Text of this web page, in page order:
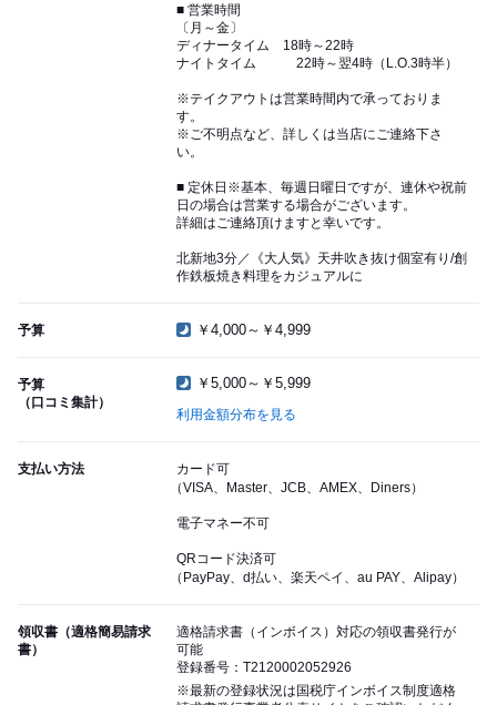
■ 営業時間
〔月～金〕
ディナータイム 18時～22時
ナイトタイム 22時～翌4時（L.O.3時半）
※テイクアウトは営業時間内で承っておりま
す。
※ご不明点など、詳しくは当店にご連絡下さ
い。
■ 定休日※基本、毎週日曜日ですが、連休や祝前
日の場合は営業する場合がございます。
詳細はご連絡頂けますと幸いです。
北新地3分／《大人気》天井吹き抜け個室有り/創
作鉄板焼き料理をカジュアルに
予算 ￥4,000～￥4,999
予算
（口コミ集計）
￥5,000～￥5,999
利用金額分布を見る
支払い方法
カード可
（VISA、Master、JCB、AMEX、Diners）
電子マネー不可
QRコード決済可
（PayPay、d払い、楽天ペイ、au PAY、Alipay）
領収書（適格簡易請求
書）
適格請求書（インボイス）対応の領収書発行が
可能
登録番号：T2120002052926
※最新の登録状況は国税庁インボイス制度適格